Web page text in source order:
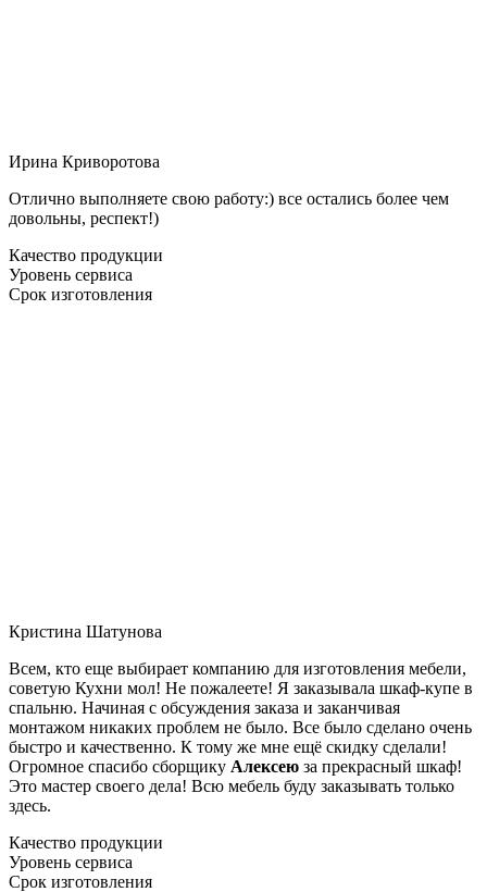
Ирина Криворотова
Отлично выполняете свою работу:) все остались более чем
довольны, респект!)
Качество продукции
Уровень сервиса
Срок изготовления
Кристина Шатунова
Всем, кто еще выбирает компанию для изготовления мебели,
советую Кухни мол! Не пожалеете! Я заказывала шкаф-купе в
спальню. Начиная с обсуждения заказа и заканчивая
монтажом никаких проблем не было. Все было сделано очень
быстро и качественно. К тому же мне ещё скидку сделали!
Огромное спасибо сборщику Алексею за прекрасный шкаф!
Это мастер своего дела! Всю мебель буду заказывать только
здесь.
Качество продукции
Уровень сервиса
Срок изготовления